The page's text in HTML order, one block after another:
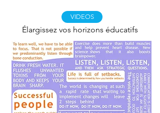
VIDEOS
Élargissez vos horizons éducatifs